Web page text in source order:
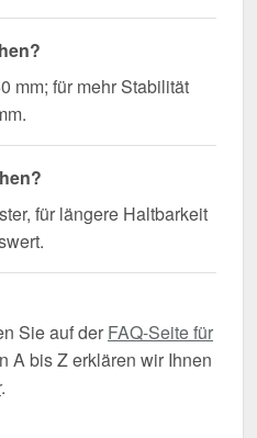
mm; für mehr Stabilität
für längere Haltbarkeit
Sie auf der FAQ-Seite für
A bis Z erklären wir Ihnen
.